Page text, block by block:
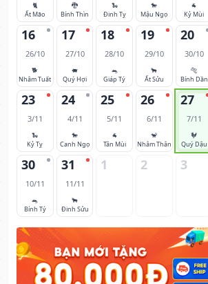
🐈
Ất Mão
🐉
Bính Thìn
🐍
Đinh Tỵ
🐎
Mậu Ngọ
🐐
Kỷ Mùi
16
26/10
🐕
Nhâm Tuất
17
27/10
🐖
Quý Hợi
18
28/10
🐀
Giáp Tý
19
29/10
🐂
Ất Sửu
20
30/10
🐅
Bính Dần
23
3/11
🐍
Kỷ Tỵ
24
4/11
🐎
Canh Ngọ
25
5/11
🐐
Tân Mùi
26
6/11
🐒
Nhâm Thân
27
7/11
🐓
Quý Dậu
30
10/11
🐀
Bính Tý
31
11/11
🐂
Đinh Sửu
1 2 3